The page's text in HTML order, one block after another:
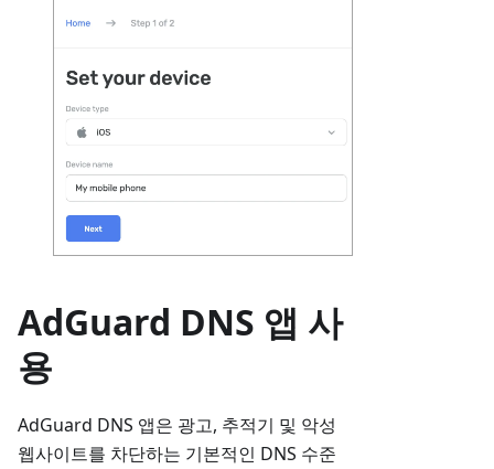
AdGuard DNS 앱 사
용
AdGuard DNS 앱은 광고, 추적기 및 악성
웹사이트를 차단하는 기본적인 DNS 수준